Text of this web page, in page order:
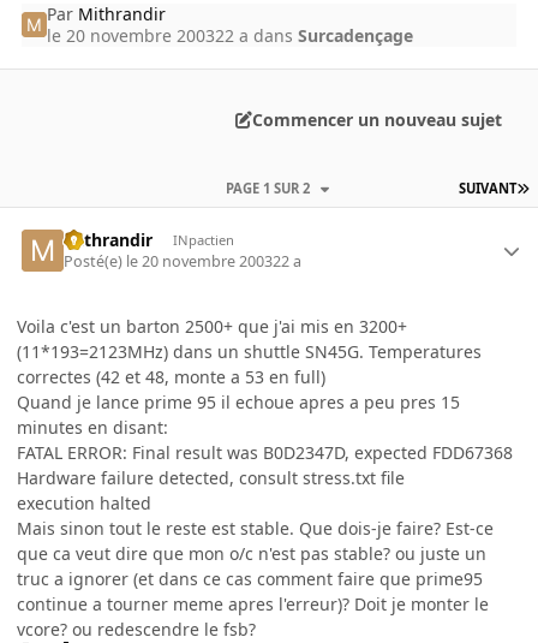
Par Mithrandir
le 20 novembre 200322 a dansSurcadençage
Commencer un nouveau sujet
SUIVANT
PAGE 1 SUR 2
Mithrandir INpactien
Posté(e) le 20 novembre 200322 a
Voila c'est un barton 2500+ que j'ai mis en 3200+
(11*193=2123MHz) dans un shuttle SN45G. Temperatures
correctes (42 et 48, monte a 53 en full)
Quand je lance prime 95 il echoue apres a peu pres 15
minutes en disant:
FATAL ERROR: Final result was B0D2347D, expected FDD67368
Hardware failure detected, consult stress.txt file
execution halted
Mais sinon tout le reste est stable. Que dois-je faire? Est-ce
que ca veut dire que mon o/c n'est pas stable? ou juste un
truc a ignorer (et dans ce cas comment faire que prime95
continue a tourner meme apres l'erreur)? Doit je monter le
vcore? ou redescendre le fsb?